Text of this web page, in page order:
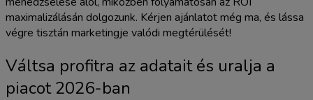
maximalizálásán dolgozunk. Kérjen ajánlatot még ma, és lássa
végre tisztán marketingje valódi megtérülését!
Váltsa profitra az adatait és uralja a
piacot 2026-ban